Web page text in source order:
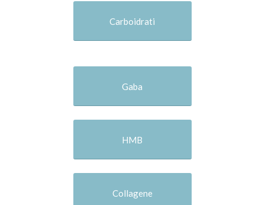
Carboidrati
Gaba
HMB
Collagene